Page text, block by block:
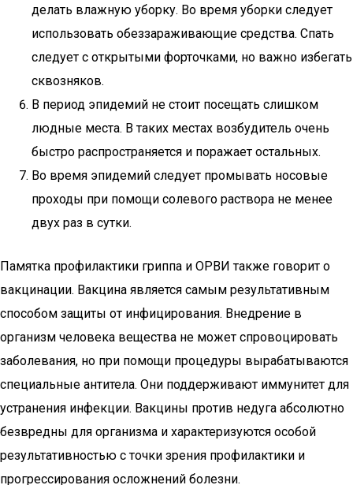
делать влажную уборку. Во время уборки следует
использовать обеззараживающие средства. Спать
следует с открытыми форточками, но важно избегать
сквозняков.
В период эпидемий не стоит посещать слишком
людные места. В таких местах возбудитель очень
быстро распространяется и поражает остальных.
Во время эпидемий следует промывать носовые
проходы при помощи солевого раствора не менее
двух раз в сутки.
Памятка профилактики гриппа и ОРВИ также говорит о
вакцинации. Вакцина является самым результативным
способом защиты от инфицирования. Внедрение в
организм человека вещества не может спровоцировать
заболевания, но при помощи процедуры вырабатываются
специальные антитела. Они поддерживают иммунитет для
устранения инфекции. Вакцины против недуга абсолютно
безвредны для организма и характеризуются особой
результативностью с точки зрения профилактики и
прогрессирования осложнений болезни.